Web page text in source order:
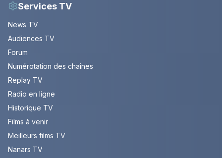
Services TV
News TV
Audiences TV
Forum
Numérotation des chaînes
Replay TV
Radio en ligne
Historique TV
Films à venir
Meilleurs films TV
Nanars TV